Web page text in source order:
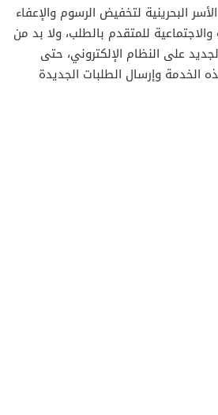
البحرينية لتخفيض الرسوم والإعفاء
للمتقدم بالطلب، ولا بد من
على النظام الإلكتروني، حتى
وإرسال الطلبات الجديدة